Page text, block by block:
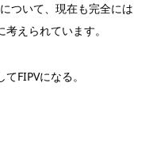
ついて、現在も完全には
えられています。
FIPVになる。